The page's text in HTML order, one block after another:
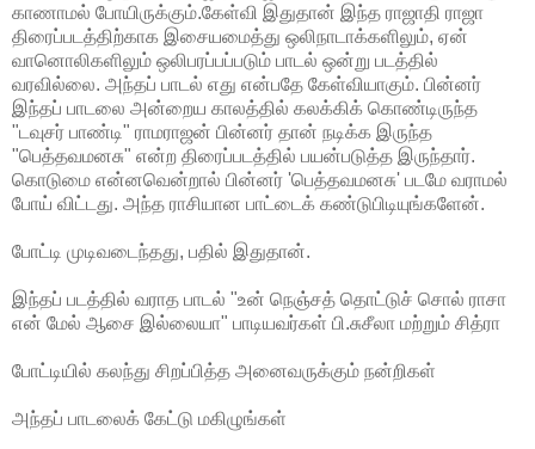
காணாமல் போயிருக்கும்.கேள்வி இதுதான் இந்த ராஜாதி ராஜா
திரைப்படத்திற்காக இசையமைத்து ஒலிநாடாக்களிலும், ஏன்
வானொலிகளிலும் ஒலிபரப்பப்படும் பாடல் ஒன்று படத்தில்
வரவில்லை. அந்தப் பாடல் எது என்பதே கேள்வியாகும். பின்னர்
இந்தப் பாடலை அன்றைய காலத்தில் கலக்கிக் கொண்டிருந்த
"டவுசர் பாண்டி" ராமராஜன் பின்னர் தான் நடிக்க இருந்த
"பெத்தவமனசு" என்ற திரைப்படத்தில் பயன்படுத்த இருந்தார்.
கொடுமை என்னவென்றால் பின்னர் 'பெத்தவமனசு' படமே வராமல்
போய் விட்டது. அந்த ராசியான பாட்டைக் கண்டுபிடியுங்களேன்.
போட்டி முடிவடைந்தது, பதில் இதுதான்.
இந்தப் படத்தில் வராத பாடல் "உன் நெஞ்சத் தொட்டுச் சொல் ராசா
என் மேல் ஆசை இல்லையா" பாடியவர்கள் பி.சுசீலா மற்றும் சித்ரா
போட்டியில் கலந்து சிறப்பித்த அனைவருக்கும் நன்றிகள்
அந்தப் பாடலைக் கேட்டு மகிழுங்கள்